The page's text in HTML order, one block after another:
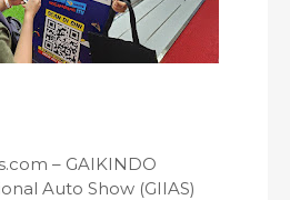
– GAIKINDO
Auto Show (GIIAS)